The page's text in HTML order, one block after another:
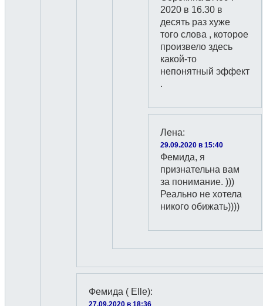
2020 в 16.30 в
десять раз хуже
того слова , которое
произвело здесь
какой-то
непонятный эффект
.
Лена:
29.09.2020 в 15:40
Фемида, я
признательна вам
за понимание. )))
Реально не хотела
никого обижать))))
Фемида ( Elle):
27.09.2020 в 18:36